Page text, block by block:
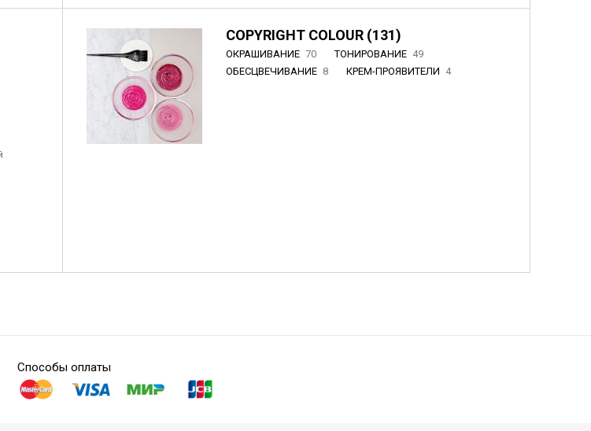
COPYRIGHT COLOUR (131)
ОКРАШИВАНИЕ 70 ТОНИРОВАНИЕ 49
ОБЕСЦВЕЧИВАНИЕ 8 КРЕМ-ПРОЯВИТЕЛИ 4
Способы оплаты